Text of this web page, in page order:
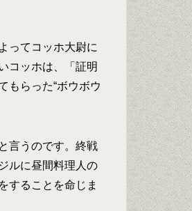
ってコッホ大尉に
コッホは、「証明
もらった“ボウボウ
言うのです。終戦
ルに昼間料理人の
することを命じま